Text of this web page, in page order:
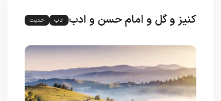
کنیز و گل و امام حسن و ادب ادب حدیث